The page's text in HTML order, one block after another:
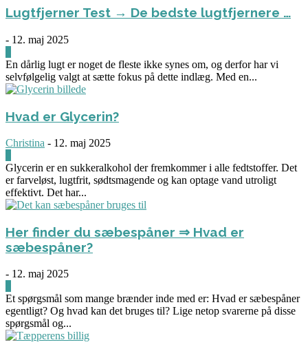
Lugtfjerner Test → De bedste lugtfjernere …
- 12. maj 2025
En dårlig lugt er noget de fleste ikke synes om, og derfor har vi
selvfølgelig valgt at sætte fokus på dette indlæg. Med en...
Hvad er Glycerin?
Christina - 12. maj 2025
Glycerin er en sukkeralkohol der fremkommer i alle fedtstoffer. Det
er farveløst, lugtfrit, sødtsmagende og kan optage vand utroligt
effektivt. Det har...
Her finder du sæbespåner ⇒ Hvad er
sæbespåner?
- 12. maj 2025
Et spørgsmål som mange brænder inde med er: Hvad er sæbespåner
egentligt? Og hvad kan det bruges til? Lige netop svarerne på disse
spørgsmål og...